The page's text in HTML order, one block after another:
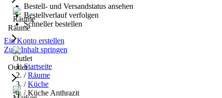
Räume
Outlet
Bestell- und Versandstatus ansehen
Bestellverlauf verfolgen
Schneller bestellen
Ein Konto erstellen
Zum Inhalt springen
Startseite
/ Räume
/ Küche
/ Küche Anthrazit